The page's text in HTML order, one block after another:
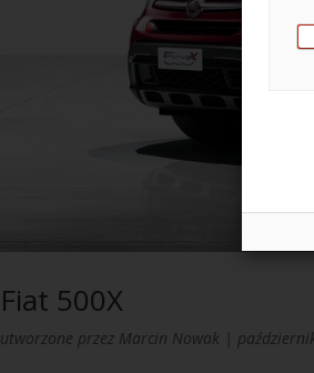
Fiat 500X
utworzone przez Marcin Nowak